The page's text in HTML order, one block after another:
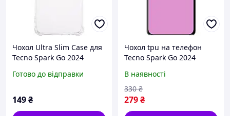
Чохол Ultra Slim Case для
Tecno Spark Go 2024
Готово до відправки
149₴
Чохол tpu на телефон
Tecno Spark Go 2024
58250"
В наявності
279₴
330 ₴